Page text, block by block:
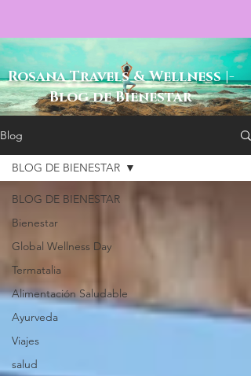
-Rosana Travels & Wellness |
Blog de Bienestar
Blog
BLOG DE BIENESTAR
Bienestar
Global Wellness Day
Termatalia
Alimentación Saludable
Ayurveda
Viajes
salud
BLOG DE BIENESTAR